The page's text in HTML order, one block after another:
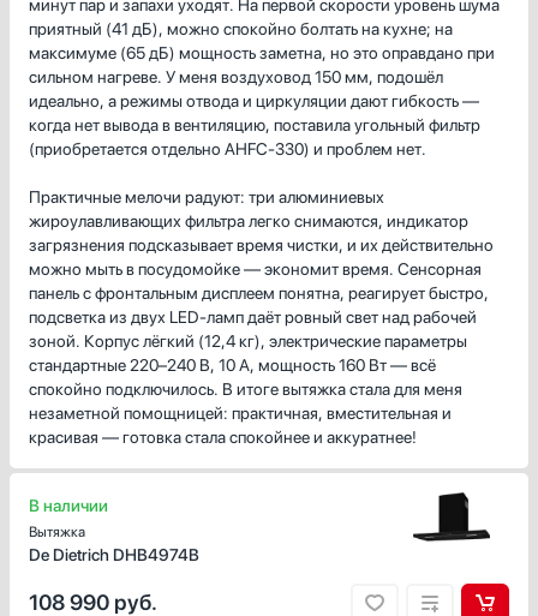
минут пар и запахи уходят. На первой скорости уровень шума
приятный (41 дБ), можно спокойно болтать на кухне; на
максимуме (65 дБ) мощность заметна, но это оправдано при
сильном нагреве. У меня воздуховод 150 мм, подошёл
идеально, а режимы отвода и циркуляции дают гибкость —
когда нет вывода в вентиляцию, поставила угольный фильтр
(приобретается отдельно AHFC-330) и проблем нет.
Практичные мелочи радуют: три алюминиевых
жироулавливающих фильтра легко снимаются, индикатор
загрязнения подсказывает время чистки, и их действительно
можно мыть в посудомойке — экономит время. Сенсорная
панель с фронтальным дисплеем понятна, реагирует быстро,
подсветка из двух LED-ламп даёт ровный свет над рабочей
зоной. Корпус лёгкий (12,4 кг), электрические параметры
стандартные 220–240 В, 10 А, мощность 160 Вт — всё
спокойно подключилось. В итоге вытяжка стала для меня
незаметной помощницей: практичная, вместительная и
красивая — готовка стала спокойнее и аккуратнее!
В наличии
Вытяжка
De Dietrich DHB4974B
108 990 руб.